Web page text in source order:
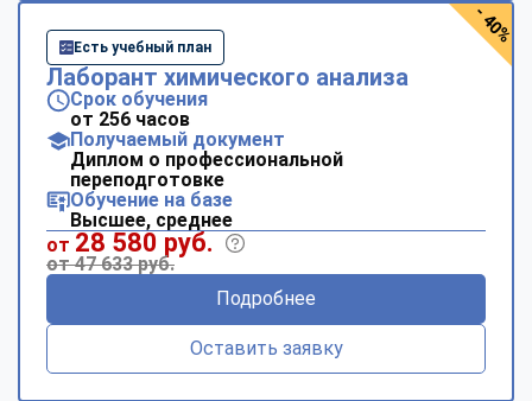
Есть учебный план
Лаборант химического анализа
Срок обучения
от 256 часов
Получаемый документ
Диплом о профессиональной
переподготовке
Обучение на базе
Высшее, среднее
от 28 580 руб.
от 47 633 руб.
Подробнее
Оставить заявку
- 40%